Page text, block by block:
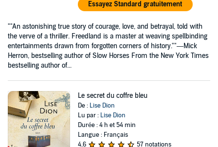
Essayez Standard gratuitement
""An astonishing true story of courage, love, and betrayal, told with
the verve of a thriller. Freedland is a master at weaving spellbinding
entertainments drawn from forgotten corners of history.""—Mick
Herron, bestselling author of Slow Horses From the New York Times
bestselling author of...
Le secret du coffre bleu
De : Lise Dion
Lu par : Lise Dion
Durée : 4 h et 54 min
Langue : Français
4,6
57 notations